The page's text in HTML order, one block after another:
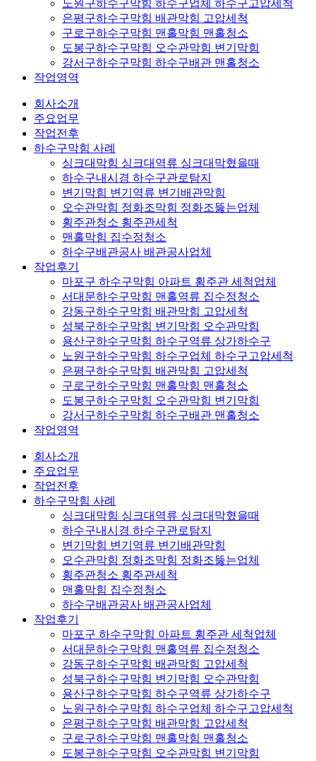
노원구하수구막힘 하수구업체 하수구고압세척
은평구하수구막힘 배관막힘 고압세척
구로구하수구막힘 맨홀막힘 맨홀청소
도봉구하수구막힘 오수관막힘 변기막힘
강서구하수구막힘 하수구배관 맨홀청소
작업영역
회사소개
주요업무
작업전후
하수구막힘 사례
싱크대막힘 싱크대역류 싱크대막혔을때
하수구내시경 하수구관로탐지
변기막힘 변기역류 변기배관막힘
오수관막힘 정화조막힘 정화조뚫는업체
횡주관청소 횡주관세척
맨홀막힘 집수정청소
하수구배관공사 배관공사업체
작업후기
마포구 하수구막힘 아파트 횡주관 세척업체
서대문하수구막힘 맨홀역류 집수정청소
강동구하수구막힘 배관막힘 고압세척
성북구하수구막힘 변기막힘 오수관막힘
용산구하수구막힘 하수구역류 상가하수구
노원구하수구막힘 하수구업체 하수구고압세척
은평구하수구막힘 배관막힘 고압세척
구로구하수구막힘 맨홀막힘 맨홀청소
도봉구하수구막힘 오수관막힘 변기막힘
강서구하수구막힘 하수구배관 맨홀청소
작업영역
회사소개
주요업무
작업전후
하수구막힘 사례
싱크대막힘 싱크대역류 싱크대막혔을때
하수구내시경 하수구관로탐지
변기막힘 변기역류 변기배관막힘
오수관막힘 정화조막힘 정화조뚫는업체
횡주관청소 횡주관세척
맨홀막힘 집수정청소
하수구배관공사 배관공사업체
작업후기
마포구 하수구막힘 아파트 횡주관 세척업체
서대문하수구막힘 맨홀역류 집수정청소
강동구하수구막힘 배관막힘 고압세척
성북구하수구막힘 변기막힘 오수관막힘
용산구하수구막힘 하수구역류 상가하수구
노원구하수구막힘 하수구업체 하수구고압세척
은평구하수구막힘 배관막힘 고압세척
구로구하수구막힘 맨홀막힘 맨홀청소
도봉구하수구막힘 오수관막힘 변기막힘